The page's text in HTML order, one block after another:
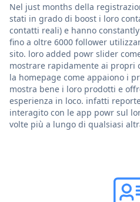
Nel just months della
stati in grado di boost i loro
contatti reali) e hanno
fino a oltre 6000 follower
sito. loro added powr slider
mostrare rapidamente ai propri
la homepage come appaiono i
mostra bene i loro prodotti e
esperienza in loco. infatti
interagito con le app powr sul
volte più a lungo di qualsiasi